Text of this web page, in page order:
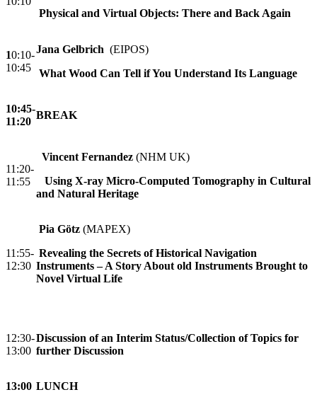
Physical and Virtual Objects: There and Back Again
10:10-
10:45
Jana Gelbrich (EIPOS)
What Wood Can Tell if You Understand Its Language
10:45-
11:20
BREAK
11:20-
11:55
Vincent Fernandez (NHM UK)
Using X-ray Micro-Computed Tomography in Cultural
and Natural Heritage
11:55-
12:30
Pia Götz (MAPEX)
Revealing the Secrets of Historical Navigation
Instruments – A Story About old Instruments Brought to
Novel Virtual Life
12:30-
13:00
Discussion of an Interim Status/Collection of Topics for
further Discussion
13:00 LUNCH